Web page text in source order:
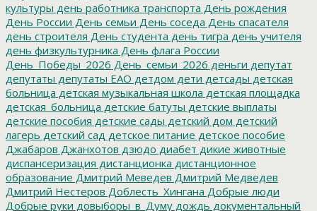
культуры день работника транспорта День рождения
День России День семьи День соседа День спасателя
день строителя День студента день тигра день учителя
день физкультурника День флага России
День_Победы_2026 День_семьи_2026 деньги депутат
депутаты депутаты ЕАО детдом дети детсады детская
больница детская музыкальная школа детская площадка
детская_больница детские батуты детские выплаты
детские пособия детские сады детский дом детский
лагерь детский сад детское питание детское пособие
Джабаров Джанхотов дзюдо диабет дикие животные
диспансеризация дистанционка дистанционное
образование Дмитрий Меведев Дмитрий Медведев
Дмитрий Нестеров Доблесть_Хингана Добрые люди
Добрые руки довыборы_в_Думу дождь документальный